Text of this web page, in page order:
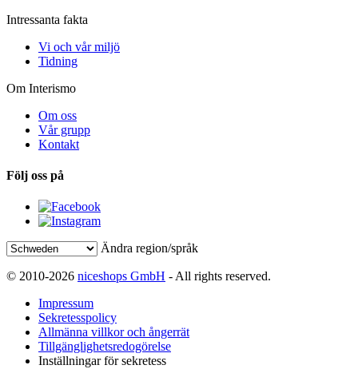
Intressanta fakta
Vi och vår miljö
Tidning
Om Interismo
Om oss
Vår grupp
Kontakt
Följ oss på
Ändra region/språk
© 2010-2026 niceshops GmbH - All rights reserved.
Impressum
Sekretesspolicy
Allmänna villkor och ångerrät
Tillgänglighetsredogörelse
Inställningar för sekretess